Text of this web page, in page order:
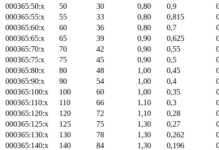
000365:50:x 50 30 0,80 0,9
000365:55:x
55 33 0,80 0,815
000365:60:x
60 36 0,80 0,7
000365:65:x
65 39 0,90 0,625
000365:70:x
70 42 0,90 0,55
000365:75:x
75 45 0,90 0,5
000365:80:x
80 48 1,00 0,45
000365:90:x
90 54 1,00 0,4
000365:100:x
100 60 1,00 0,35
000365:110:x
110 66 1,10 0,3
000365:120:x
120 72 1,10 0,28
000365:125:x
125 75 1,30 0,27
000365:130:x
130 78 1,30 0,262
000365:140:x
140 84 1,30 0,196